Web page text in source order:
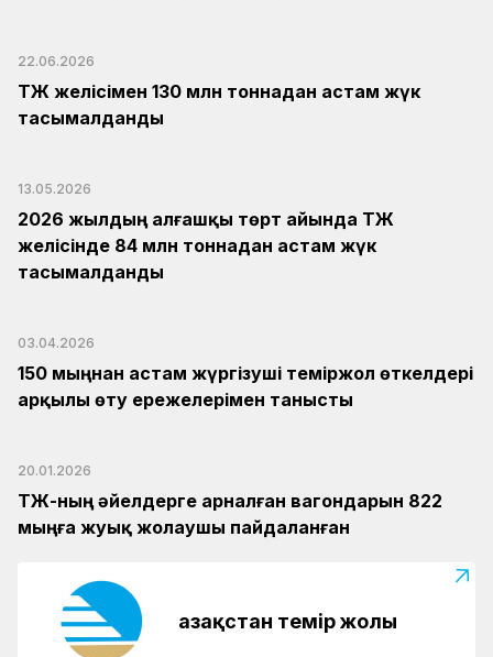
22.06.2026
ҚТЖ желісімен 130 млн тоннадан астам жүк
тасымалданды
13.05.2026
2026 жылдың алғашқы төрт айында ҚТЖ
желісінде 84 млн тоннадан астам жүк
тасымалданды
03.04.2026
150 мыңнан астам жүргізуші теміржол өткелдері
арқылы өту ережелерімен танысты
20.01.2026
ҚТЖ-ның әйелдерге арналған вагондарын 822
мыңға жуық жолаушы пайдаланған
Қазақстан темір жолы